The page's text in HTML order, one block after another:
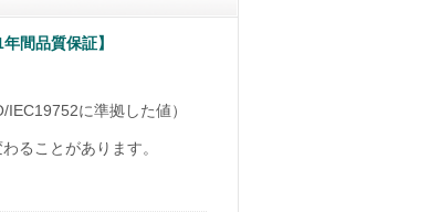
間品質保証】
に準拠した値）
ることがあります。